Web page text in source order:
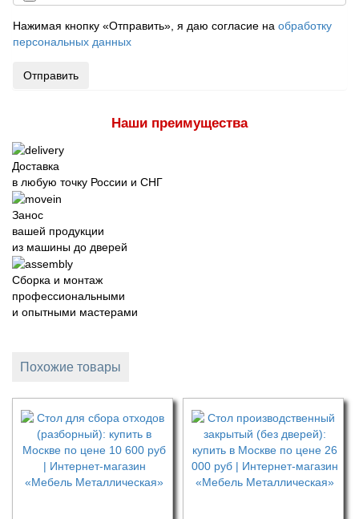
Нажимая кнопку «Отправить», я даю согласие на обработку
персональных данных
Отправить
Наши преимущества
Доставка
в любую точку России и СНГ
Занос
вашей продукции
из машины до дверей
Сборка и монтаж
профессиональными
и опытными мастерами
Похожие товары